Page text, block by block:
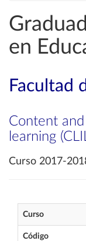
en
Facultad
Content
learning
Curso 2017-
Curso
Código